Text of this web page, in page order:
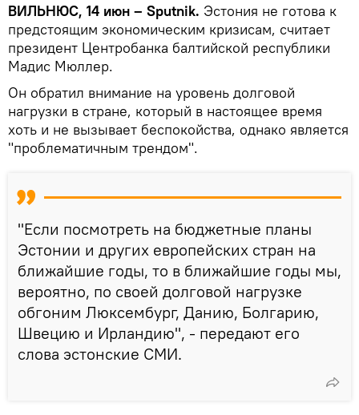
ВИЛЬНЮС, 14 июн – Sputnik. Эстония не готова к
предстоящим экономическим кризисам, считает
президент Центробанка балтийской республики
Мадис Мюллер.
Он обратил внимание на уровень долговой
нагрузки в стране, который в настоящее время
хоть и не вызывает беспокойства, однако является
"проблематичным трендом".
"Если посмотреть на бюджетные планы
Эстонии и других европейских стран на
ближайшие годы, то в ближайшие годы мы,
вероятно, по своей долговой нагрузке
обгоним Люксембург, Данию, Болгарию,
Швецию и Ирландию", - передают его
слова эстонские СМИ.